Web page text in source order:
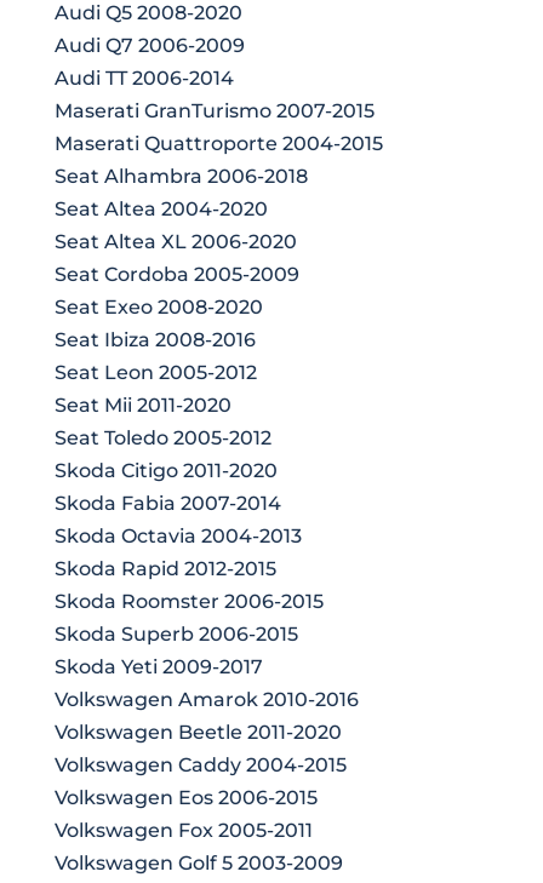
Audi Q5 2008-2020
Audi Q7 2006-2009
Audi TT 2006-2014
Maserati GranTurismo 2007-2015
Maserati Quattroporte 2004-2015
Seat Alhambra 2006-2018
Seat Altea 2004-2020
Seat Altea XL 2006-2020
Seat Cordoba 2005-2009
Seat Exeo 2008-2020
Seat Ibiza 2008-2016
Seat Leon 2005-2012
Seat Mii 2011-2020
Seat Toledo 2005-2012
Skoda Citigo 2011-2020
Skoda Fabia 2007-2014
Skoda Octavia 2004-2013
Skoda Rapid 2012-2015
Skoda Roomster 2006-2015
Skoda Superb 2006-2015
Skoda Yeti 2009-2017
Volkswagen Amarok 2010-2016
Volkswagen Beetle 2011-2020
Volkswagen Caddy 2004-2015
Volkswagen Eos 2006-2015
Volkswagen Fox 2005-2011
Volkswagen Golf 5 2003-2009